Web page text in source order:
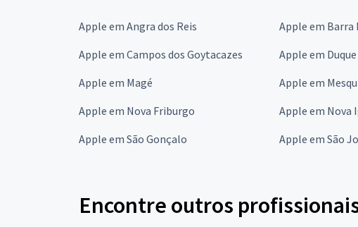
Apple em Angra dos Reis Apple em Barra
Apple em Campos dos Goytacazes
Apple em Duque
Apple em Magé
Apple em
Apple em Nova Friburgo
Apple em Nova
Apple em São Gonçalo
Apple em São
Encontre outros